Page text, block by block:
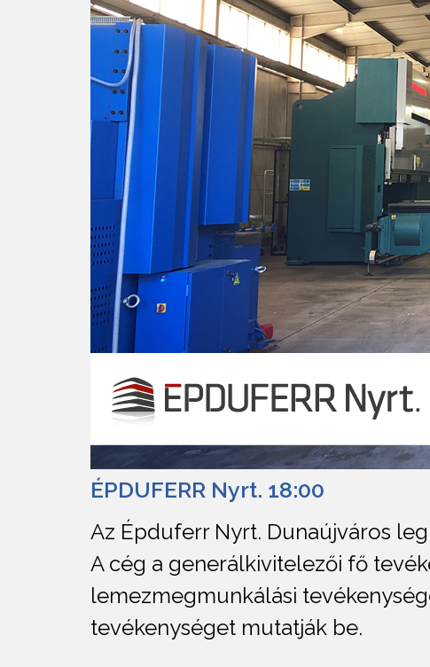
ÉPDUFERR Nyrt. 18:00
Az Épduferr Nyrt. Dunaújváros
A cég a generálkivitelezői fő
lemezmegmunkálási
tevékenységet mutatják be.